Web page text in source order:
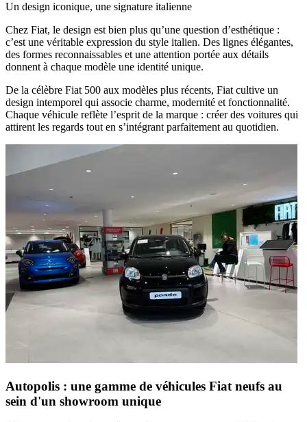
Un design iconique, une signature italienne
Chez Fiat, le design est bien plus qu’une question d’esthétique :
c’est une véritable expression du style italien. Des lignes élégantes,
des formes reconnaissables et une attention portée aux détails
donnent à chaque modèle une identité unique.
De la célèbre Fiat 500 aux modèles plus récents, Fiat cultive un
design intemporel qui associe charme, modernité et fonctionnalité.
Chaque véhicule reflète l’esprit de la marque : créer des voitures qui
attirent les regards tout en s’intégrant parfaitement au quotidien.
Autopolis : une gamme de véhicules Fiat neufs au
sein d'un showroom unique